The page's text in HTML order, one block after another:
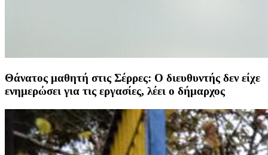
Θάνατος μαθητή στις Σέρρες: Ο διευθυντής δεν είχε
ενημερώσει για τις εργασίες, λέει ο δήμαρχος